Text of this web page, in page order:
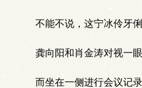
不能不说，这宁冰伶牙
龚向阳和肖金涛对视一眼
而坐在一侧进行会议记